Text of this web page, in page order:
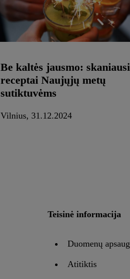
Be kaltės jausmo: skaniausi
receptai Naujųjų metų
sutiktuvėms
Vilnius, 31.12.2024
Teisinė informacija
Duomenų
Atitiktis